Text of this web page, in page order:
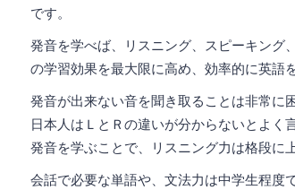
です。
発音を学べば、リスニング、スピーキング
の学習効果を最大限に高め、効率的に英語
発音が出来ない音を聞き取ることは非常に
日本人はＬとＲの違いが分からないとよく
発音を学ぶことで、リスニング力は格段に
会話で必要な単語や、文法力は中学生程度